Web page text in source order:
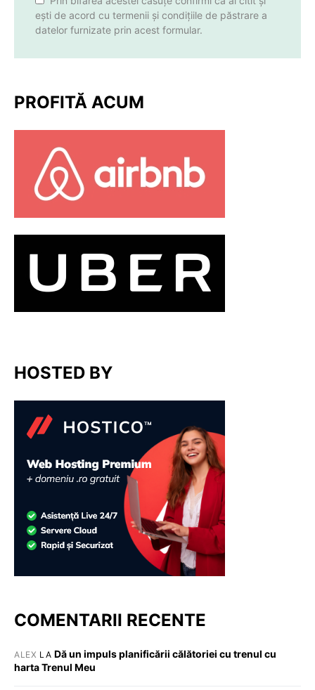
ești de acord cu termenii și condițiile de păstrare a
datelor furnizate prin acest formular.
PROFITĂ ACUM
HOSTED BY
COMENTARII RECENTE
ALEX LA Dă un impuls planificării călătoriei cu trenul cu
harta Trenul Meu